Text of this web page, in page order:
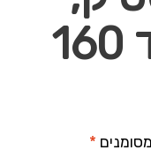
עמיד בחום עד 160
*